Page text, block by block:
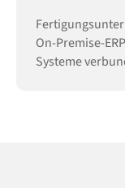
On-Premise-
Systeme